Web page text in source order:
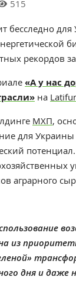
515
бесследно
рекордов
«А у нас
на
МХП,
для
аграрного
из
дня и даже